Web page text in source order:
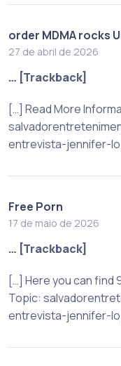
order MDMA rocks
27 de abril de 2026
… [Trackback]
[…] Read More
entrevista-jennifer-
Free Porn
17 de maio de 2026
… [Trackback]
[…] Here you can
Topic:
entrevista-jennifer-